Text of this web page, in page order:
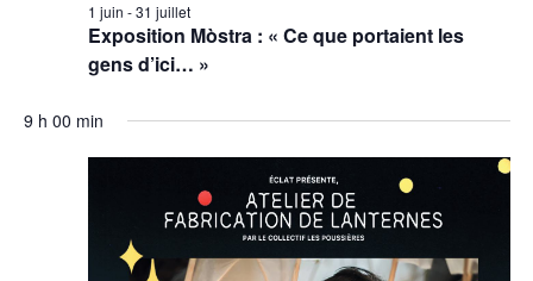
Exposition Mòstra : « Ce que portaient les
gens d’ici… »
1 juin -31 juillet
9 h 00 min